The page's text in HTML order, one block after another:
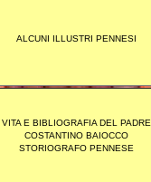
ALCUNI ILLUSTRI PENNESI
VITA E BIBLIOGRAFIA DEL PADRE
COSTANTINO BAIOCCO
STORIOGRAFO PENNESE